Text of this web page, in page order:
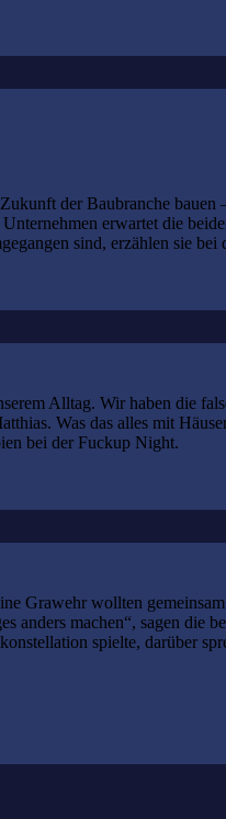
der Baubranche bauen
erwartet die
sind, erzählen sie
Alltag. Wir haben die
Was das alles mit
bei der Fuckup Night.
Grawehr wollten
anders machen“, sagen
spielte, darüber